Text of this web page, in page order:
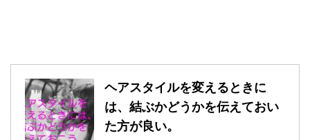
ヘアスタイルを変えるときに
は、結ぶかどうかを伝えておい
た方が良い。